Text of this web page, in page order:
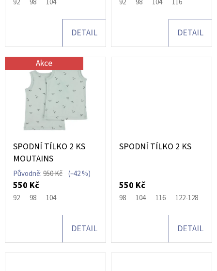
T
Ů
DETAIL DETAIL
Akce
SPODNÍ TÍLKO 2 KS
MOUTAINS
Původně:950 Kč (–42 %)
550 Kč
92 98 104
DETAIL
SPODNÍ TÍLKO 2 KS
550 Kč
98 104 116 122-128
DETAIL
P
O
R
M
YUMBOX
DINOSAUR
TRAY